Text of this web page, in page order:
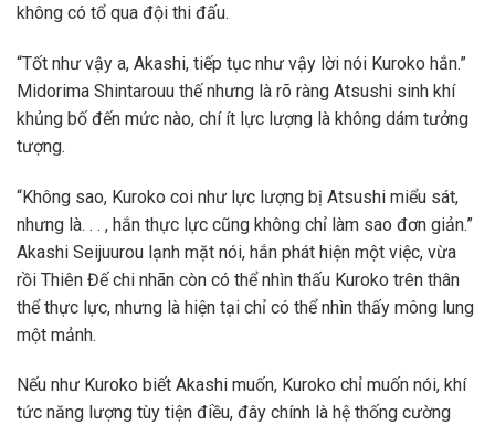
không có tổ qua đội thi đấu.
“Tốt như vậy a, Akashi, tiếp tục như vậy lời nói Kuroko hắn.”
Midorima Shintarouu thế nhưng là rõ ràng Atsushi sinh khí
khủng bố đến mức nào, chí ít lực lượng là không dám tưởng
tượng.
“Không sao, Kuroko coi như lực lượng bị Atsushi miểu sát,
nhưng là. . . , hắn thực lực cũng không chỉ làm sao đơn giản.”
Akashi Seijuurou lạnh mặt nói, hắn phát hiện một việc, vừa
rồi Thiên Đế chi nhãn còn có thể nhìn thấu Kuroko trên thân
thể thực lực, nhưng là hiện tại chỉ có thể nhìn thấy mông lung
một mảnh.
Nếu như Kuroko biết Akashi muốn, Kuroko chỉ muốn nói, khí
tức năng lượng tùy tiện điều, đây chính là hệ thống cường